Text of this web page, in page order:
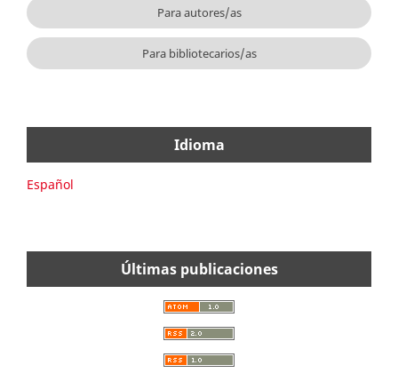
Para autores/as
Para bibliotecarios/as
Idioma
Español
Últimas publicaciones